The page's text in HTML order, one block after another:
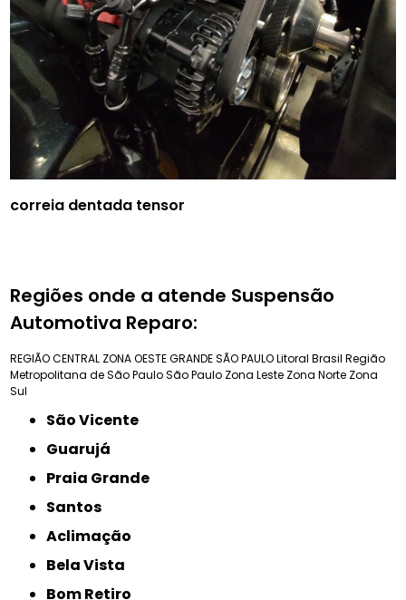
correia dentada tensor
Regiões onde a atende Suspensão
Automotiva Reparo:
REGIÃO CENTRAL ZONA OESTEGRANDE SÃO PAULOLitoral Brasil Região
Metropolitana de São PauloSão Paulo Zona Leste Zona Norte Zona
Sul
São Vicente
Guarujá
Praia Grande
Santos
Aclimação
Bela Vista
Bom Retiro